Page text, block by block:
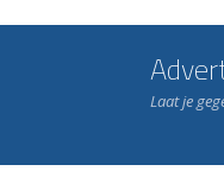
Laat je